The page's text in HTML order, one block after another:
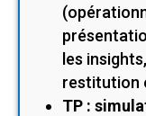
les
restitution
TP :